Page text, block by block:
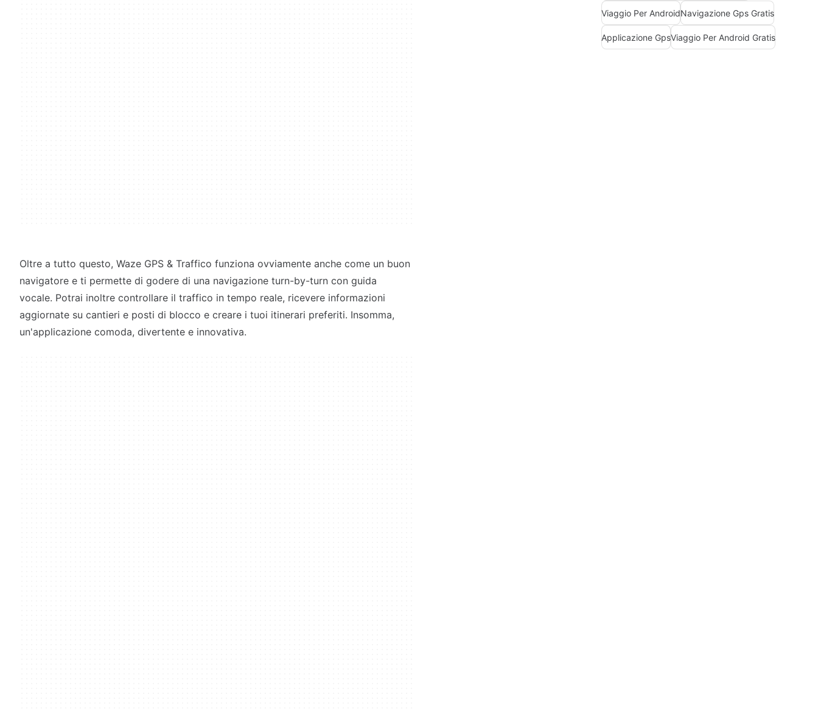
Oltre a tutto questo, Waze GPS & Traffico funziona ovviamente anche come un buon
navigatore e ti permette di godere di una navigazione turn-by-turn con guida
vocale. Potrai inoltre controllare il traffico in tempo reale, ricevere informazioni
aggiornate su cantieri e posti di blocco e creare i tuoi itinerari preferiti. Insomma,
un'applicazione comoda, divertente e innovativa.
Viaggio Per AndroidNavigazione Gps Gratis
Applicazione GpsViaggio Per Android Gratis